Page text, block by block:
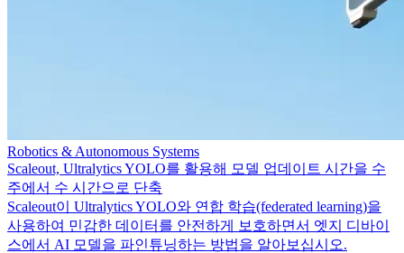
Robotics & Autonomous Systems
Scaleout, Ultralytics YOLO를 활용해 모델 업데이트 시간을 수
주에서 수 시간으로 단축
Scaleout이 Ultralytics YOLO와 연합 학습(federated learning)을
사용하여 민감한 데이터를 안전하게 보호하면서 엣지 디바이
스에서 AI 모델을 파인튜닝하는 방법을 알아보십시오.